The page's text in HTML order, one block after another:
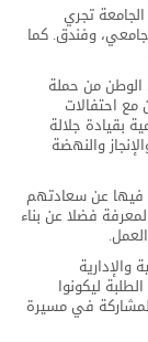
تجري
وفندق. كما
الوطن من حملة
مع احتفالات
بقيادة جلالة
والنهضة
فيها عن سعادتهم
فضلا عن بناء
والإدارية
ليكونوا
في مسيرة